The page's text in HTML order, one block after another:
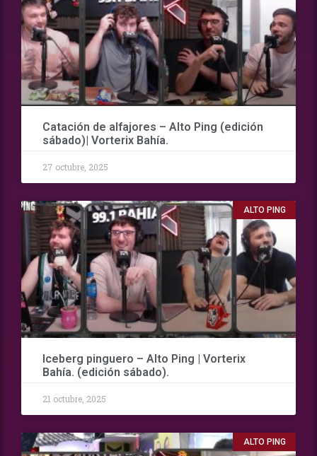
Catación de alfajores – Alto Ping (edición
sábado)| Vorterix Bahía.
27 octubre, 2025
ALTO PING
Iceberg pinguero – Alto Ping | Vorterix
Bahía. (edición sábado).
21 octubre, 2025
ALTO PING